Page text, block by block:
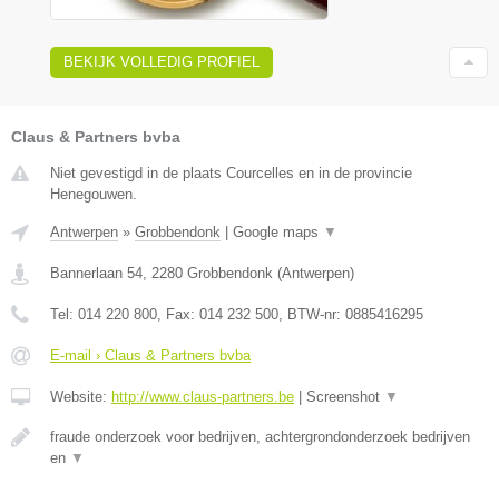
BEKIJK VOLLEDIG PROFIEL
Claus & Partners bvba
Niet gevestigd in de plaats Courcelles en in de provincie
Henegouwen.
Antwerpen » Grobbendonk | Google maps ▼
Bannerlaan 54 2280 Grobbendonk (Antwerpen)
Tel: 014 220 800 , Fax: 014 232 500 , BTW-nr: 0885416295
E-mail › Claus & Partners bvba
Website: http://www.claus-partners.be | Screenshot ▼
fraude onderzoek voor bedrijven, achtergrondonderzoek bedrijven
en ▼